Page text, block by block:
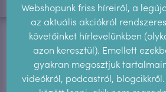
Ciklusbarát étrend-
8.600
Webshopunk friss híreiről, a
az aktuális akciókról
követőinket hírlevelünkben
azon keresztül). Emellett
gyakran megosztjuk
videókról, podcastról,